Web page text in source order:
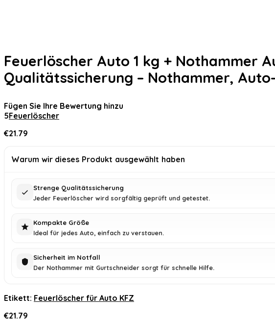
Feuerlöscher Auto 1 kg + Nothammer
Qualitätssicherung – Nothammer,
Fügen Sie Ihre Bewertung hinzu
5Feuerlöscher
€21.79
Warum wir dieses Produkt ausgewählt haben
Strenge Qualitätssicherung
Jeder Feuerlöscher wird sorgfältig geprüft und getestet.
Kompakte Größe
Ideal für jedes Auto, einfach zu verstauen.
Sicherheit im Notfall
Der Nothammer mit Gurtschneider sorgt für schnelle Hilfe.
Etikett: Feuerlöscher für Auto KFZ
€21.79